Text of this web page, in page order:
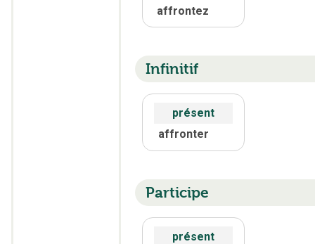
affrontez
Infinitif
présent
affronter
Participe
présent